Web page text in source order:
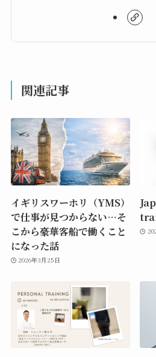
関連記事
イギリスワーホリ（YMS）
で仕事が見つからない…そ
こから豪華客船で働くこと
になった話
2026年3月25日